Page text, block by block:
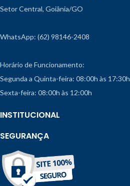
Setor Central, Goiânia/GO
WhatsApp: (62) 98146-2408
Horário de Funcionamento:
Segunda a Quinta-feira: 08:00h às 17:30h
Sexta-feira: 08:00h às 12:00h
INSTITUCIONAL
SEGURANÇA